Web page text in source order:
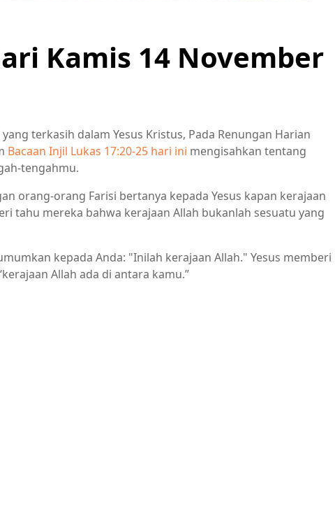
Kamis 14 November
terkasih dalam Yesus Kristus, Pada Renungan Harian
Bacaan Injil Lukas 17:20-25 hari ini mengisahkan tentang
tengahmu.
orang-orang Farisi bertanya kepada Yesus kapan kerajaan
tahu mereka bahwa kerajaan Allah bukanlah sesuatu yang
kepada Anda: "Inilah kerajaan Allah." Yesus memberi
Allah ada di antara kamu.”